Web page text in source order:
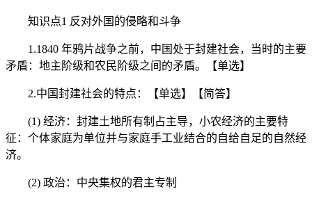
知识点1 反对外国的侵略和斗争
1.1840 年鸦片战争之前，中国处于封建社会，当时的主要
矛盾：地主阶级和农民阶级之间的矛盾。【单选】
2.中国封建社会的特点：【单选】【简答】
(1) 经济：封建土地所有制占主导，小农经济的主要特
征：个体家庭为单位并与家庭手工业结合的自给自足的自然经
济。
(2) 政治：中央集权的君主专制